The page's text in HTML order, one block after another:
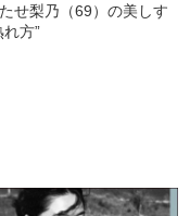
せ梨乃（69）の美しす
れ方”